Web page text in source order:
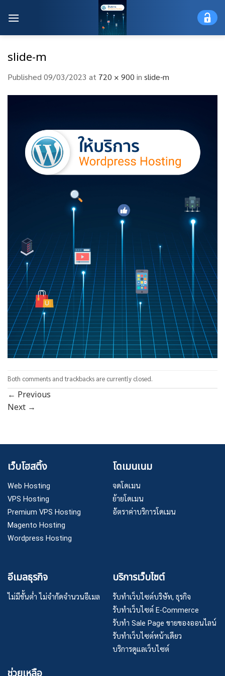
slide-m
Published 09/03/2023 at 720 × 900 in slide-m
Both comments and trackbacks are currently closed.
← Previous
Next →
เว็บโฮสติ้ง
Web Hosting
VPS Hosting
Premium VPS Hosting
Magento Hosting
Wordpress Hosting
โดเมนเนม
จดโดเมน
ย้ายโดเมน
อัตราค่าบริการโดเมน
อีเมลธุรกิจ
ไม่มีขั้นต่ำ ไม่จำกัดจำนวนอีเมล
บริการเว็บไซต์
รับทำเว็บไซต์บริษัท, ธุรกิจ
รับทำเว็บไซต์ E-Commerce
รับทำ Sale Page ขายของออนไลน์
รับทำเว็บไซต์หน้าเดียว
บริการดูแลเว็บไซต์
ช่วยเหลือ